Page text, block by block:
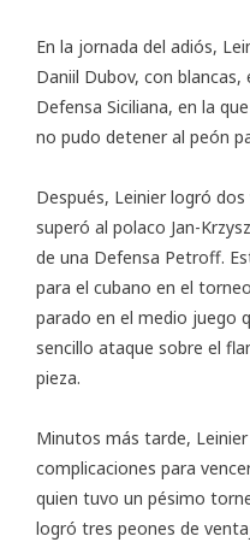
En la jornada del adiós,
Daniil Dubov, con
Defensa Siciliana, en la
no pudo detener al peón
Después, Leinier logró
superó al polaco Jan-
de una Defensa Petroff.
para el cubano en el
parado en el medio juego
sencillo ataque sobre el
pieza.
Minutos más tarde,
complicaciones para
quien tuvo un pésimo
logró tres peones de